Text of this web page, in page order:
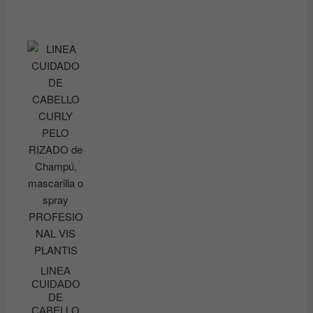
LINEA
CUIDADO
DE
CABELLO